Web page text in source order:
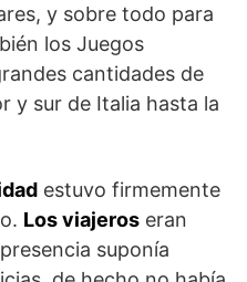
y sobre todo para
los Juegos
cantidades de
y sur de Italia hasta la
estuvo firmemente
Los viajeros eran
suponía